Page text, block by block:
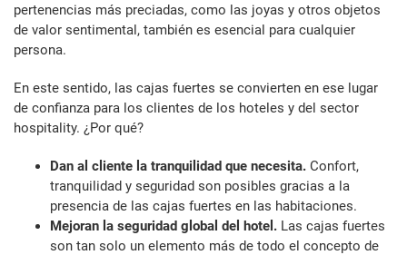
pertenencias más preciadas, como las joyas y otros objetos
de valor sentimental, también es esencial para cualquier
persona.
En este sentido, las cajas fuertes se convierten en ese lugar
de confianza para los clientes de los hoteles y del sector
hospitality. ¿Por qué?
Dan al cliente la tranquilidad que necesita. Confort,
tranquilidad y seguridad son posibles gracias a la
presencia de las cajas fuertes en las habitaciones.
Mejoran la seguridad global del hotel. Las cajas fuertes
son tan solo un elemento más de todo el concepto de